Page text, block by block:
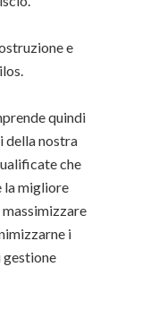
e
quindi
della nostra
che
la migliore
i
gestione